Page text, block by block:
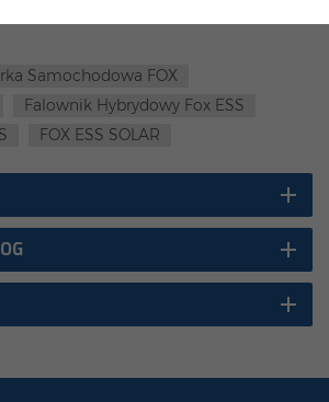
Samochodowa FOX
Falownik Hybrydowy Fox ESS
FOX ESS SOLAR